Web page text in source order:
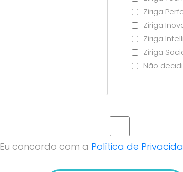
Zíriga
Zíriga
Zíriga
Zíriga
Não
Eu concordo com a Política de